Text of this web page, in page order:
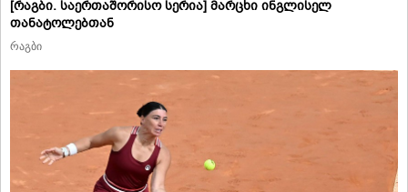
[რაგბი. საერთაშორისო სერია] მარცხი ინგლისელ
თანატოლებთან
რაგბი